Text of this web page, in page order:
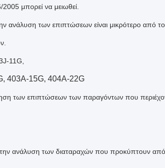
μπορεί να μειωθεί.
ανάλυση των επιπτώσεων είναι μικρότερο από
11G,
403A-15G, 404A-22G
των επιπτώσεων των παραγόντων που
την ανάλυση των διαταραχών που προκύπτουν